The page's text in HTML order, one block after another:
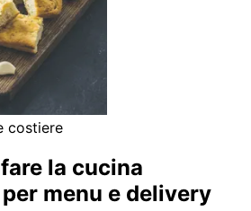
costiere
la cucina
menu e delivery